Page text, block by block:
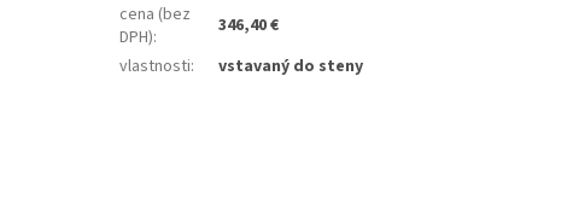
cena (bez
DPH):
346,40 €
vlastnosti: vstavaný do steny